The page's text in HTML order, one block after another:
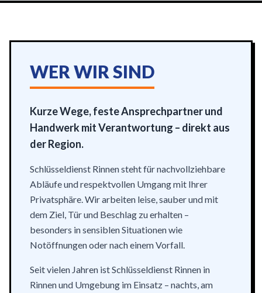
WER WIR SIND
Kurze Wege, feste Ansprechpartner und
Handwerk mit Verantwortung – direkt aus
der Region.
Schlüsseldienst Rinnen steht für nachvollziehbare
Abläufe und respektvollen Umgang mit Ihrer
Privatsphäre. Wir arbeiten leise, sauber und mit
dem Ziel, Tür und Beschlag zu erhalten –
besonders in sensiblen Situationen wie
Notöffnungen oder nach einem Vorfall.
Seit vielen Jahren ist Schlüsseldienst Rinnen in
Rinnen und Umgebung im Einsatz – nachts, am